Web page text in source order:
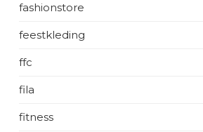
fashionstore
feestkleding
ffc
fila
fitness